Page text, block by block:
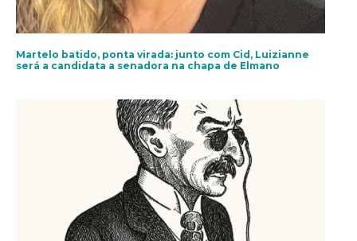
Martelo batido, ponta virada: junto com Cid, Luizianne
será a candidata a senadora na chapa de Elmano